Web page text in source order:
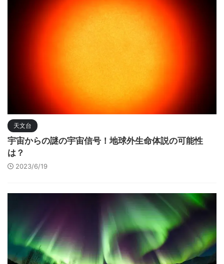
天文台
宇宙からの謎の宇宙信号！地球外生命体説の可能性
は？
2023/6/19